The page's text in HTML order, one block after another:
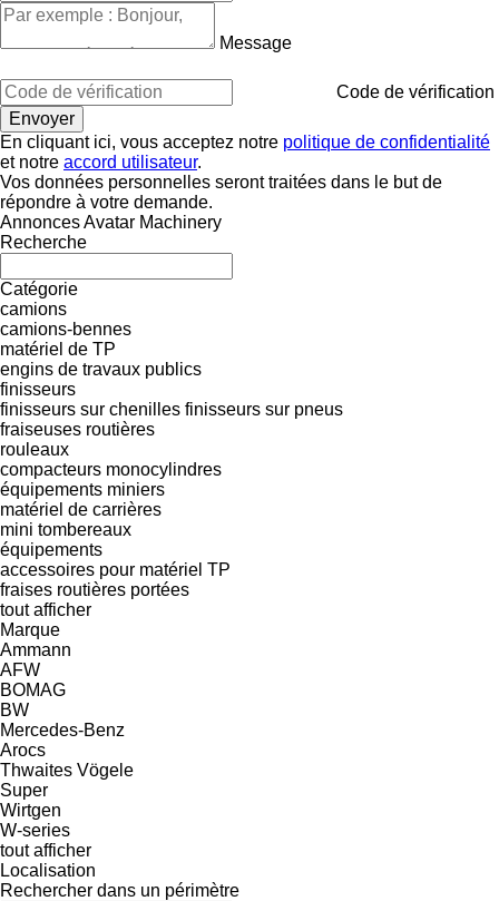
Message
Code de vérification
En cliquant ici, vous acceptez notre politique de confidentialité
et notre accord utilisateur.
Vos données personnelles seront traitées dans le but de
répondre à votre demande.
Annonces Avatar Machinery
Recherche
Catégorie
camions
camions-bennes
matériel de TP
engins de travaux publics
finisseurs
finisseurs sur chenilles finisseurs sur pneus
fraiseuses routières
rouleaux
compacteurs monocylindres
équipements miniers
matériel de carrières
mini tombereaux
équipements
accessoires pour matériel TP
fraises routières portées
tout afficher
Marque
Ammann
AFW
BOMAG
BW
Mercedes-Benz
Arocs
Thwaites Vögele
Super
Wirtgen
W-series
tout afficher
Localisation
Rechercher dans un périmètre